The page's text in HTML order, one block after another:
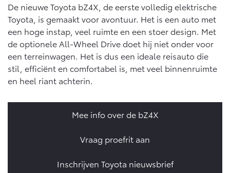
De nieuwe Toyota bZ4X, de eerste volledig elektrische
Toyota, is gemaakt voor avontuur. Het is een auto met
een hoge instap, veel ruimte en een stoer design. Met
de optionele All-Wheel Drive doet hij niet onder voor
een terreinwagen. Het is dus een ideale reisauto die
stil, efficiënt en comfortabel is, met veel binnenruimte
en heel riant achterin.
Mee info over de bZ4X
Vraag proefrit aan
Inschrijven Toyota nieuwsbrief